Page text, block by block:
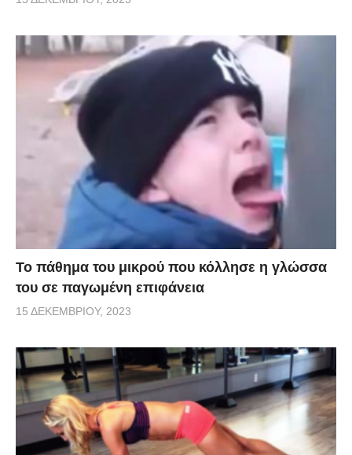
Το πάθημα του μικρού που κόλλησε η γλώσσα
του σε παγωμένη επιφάνεια
15 ΔΕΚΕΜΒΡΊΟΥ, 2023